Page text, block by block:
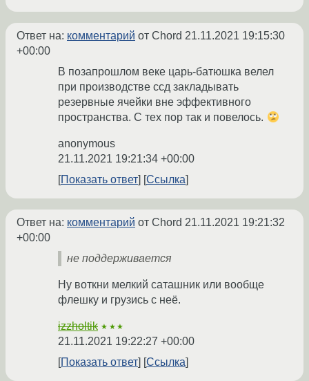
Ответ на: комментарий от Chord 21.11.2021 19:15:30
+00:00
В позапрошлом веке царь-батюшка велел
при производстве ссд закладывать
резервные ячейки вне эффективного
пространства. С тех пор так и повелось.
anonymous
21.11.2021 19:21:34 +00:00
Показать ответ
Ссылка
Ответ на: комментарий от Chord 21.11.2021 19:21:32
+00:00
не поддерживается
Ну воткни мелкий саташник или вообще
флешку и грузись с неё.
izzholtik ★★★
21.11.2021 19:22:27 +00:00
Показать ответ
Ссылка